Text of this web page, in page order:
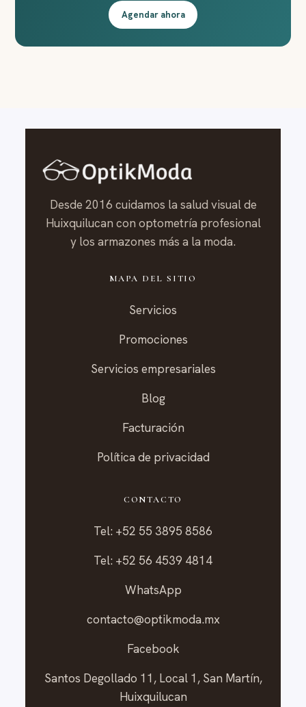
Agendar ahora
Desde 2016 cuidamos la salud visual de
Huixquilucan con optometría profesional
y los armazones más a la moda.
MAPA DEL SITIO
Servicios
Promociones
Servicios empresariales
Blog
Facturación
Política de privacidad
CONTACTO
Tel: +52 55 3895 8586
Tel: +52 56 4539 4814
WhatsApp
contacto@optikmoda.mx
Facebook
Santos Degollado 11, Local 1, San Martín,
Huixquilucan